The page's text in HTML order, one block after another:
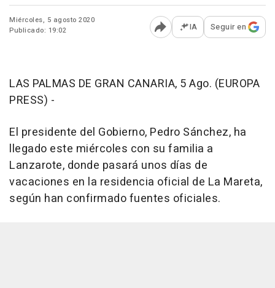
Miércoles, 5 agosto 2020
Publicado: 19:02
Abrir opciones para
IA Seguir en
LAS PALMAS DE GRAN CANARIA, 5 Ago. (EUROPA
PRESS) -
El presidente del Gobierno, Pedro Sánchez, ha
llegado este miércoles con su familia a
Lanzarote, donde pasará unos días de
vacaciones en la residencia oficial de La Mareta,
según han confirmado fuentes oficiales.